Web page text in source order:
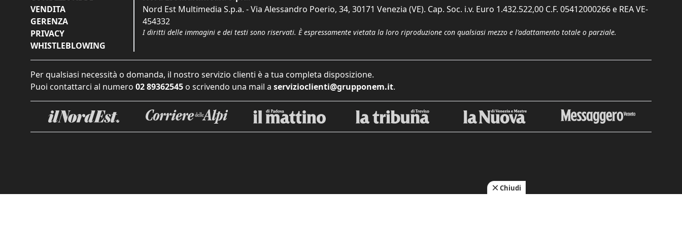
VENDITA
GERENZA
PRIVACY
WHISTLEBLOWING
Nord Est Multimedia S.p.a. - Via Alessandro Poerio, 34, 30171 Venezia (VE). Cap. Soc. i.v. Euro 1.432.522,00 C.F. 05412000266 e REA VE-
454332
I diritti delle immagini e dei testi sono riservati. È espressamente vietata la loro riproduzione con qualsiasi mezzo e l'adattamento totale o parziale.
Per qualsiasi necessità o domanda, il nostro servizio clienti è a tua completa disposizione.
Puoi contattarci al numero 02 89362545 o scrivendo una mail a servizioclienti@grupponem.it.
Chiudi